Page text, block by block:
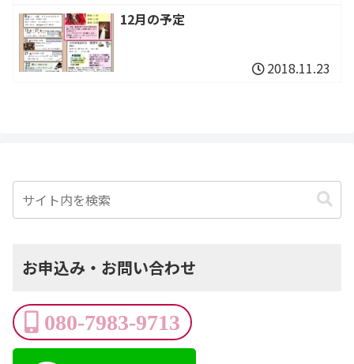
12月の予定
2018.11.23
お申込み・お問い合わせ
080-7983-9713